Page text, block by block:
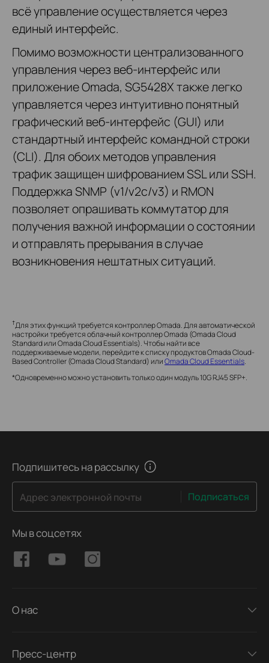
всё управление осуществляется через
единый интерфейс.
Помимо возможности централизованного
управления через веб-интерфейс или
приложение Omada, SG5428X также легко
управляется через интуитивно понятный
графический веб-интерфейс (GUI) или
стандартный интерфейс командной строки
(CLI). Для обоих методов управления
трафик защищен шифрованием SSL или SSH.
Поддержка SNMP (v1/v2c/v3) и RMON
позволяет опрашивать коммутатор для
получения важной информации о состоянии
и отправлять прерывания в случае
возникновения нештатных ситуаций.
†Для этих функций требуется контроллер Omada. Для автоматической
настройки требуется облачный контроллер Omada (Omada Cloud
Standard или Omada Cloud Essentials). Чтобы найти все
поддерживаемые модели, перейдите к списку продуктов Omada Cloud-
Based Controller (Omada Cloud Standard) илиOmada Cloud Essentials.
*Одновременно можно установить только один модуль 10G RJ45 SFP+.
Подпишитесь на рассылку
Адрес электронной почты Подписаться
Мы в соцсетях
О нас
Пресс-центр